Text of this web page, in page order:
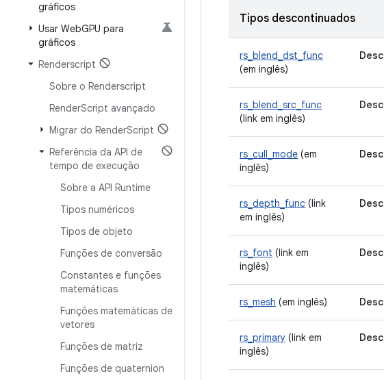
gráficos
Usar WebGPU para
gráficos
Renderscript
Sobre o Renderscript
RenderScript avançado
Migrar do RenderScript
Referência da API de
tempo de execução
Sobre a API Runtime
Tipos numéricos
Tipos de objeto
Funções de conversão
Constantes e funções
matemáticas
Funções matemáticas de
vetores
Funções de matriz
Funções de quaternion
Tipos descontinuados
rs_blend_dst_func
(em inglês)
rs_blend_src_func
(link em inglês)
rs_cull_mode (em
inglês)
rs_depth_func (link
em inglês)
rs_font (link em
inglês)
rs_mesh (em inglês)
rs_primary (link em
inglês)